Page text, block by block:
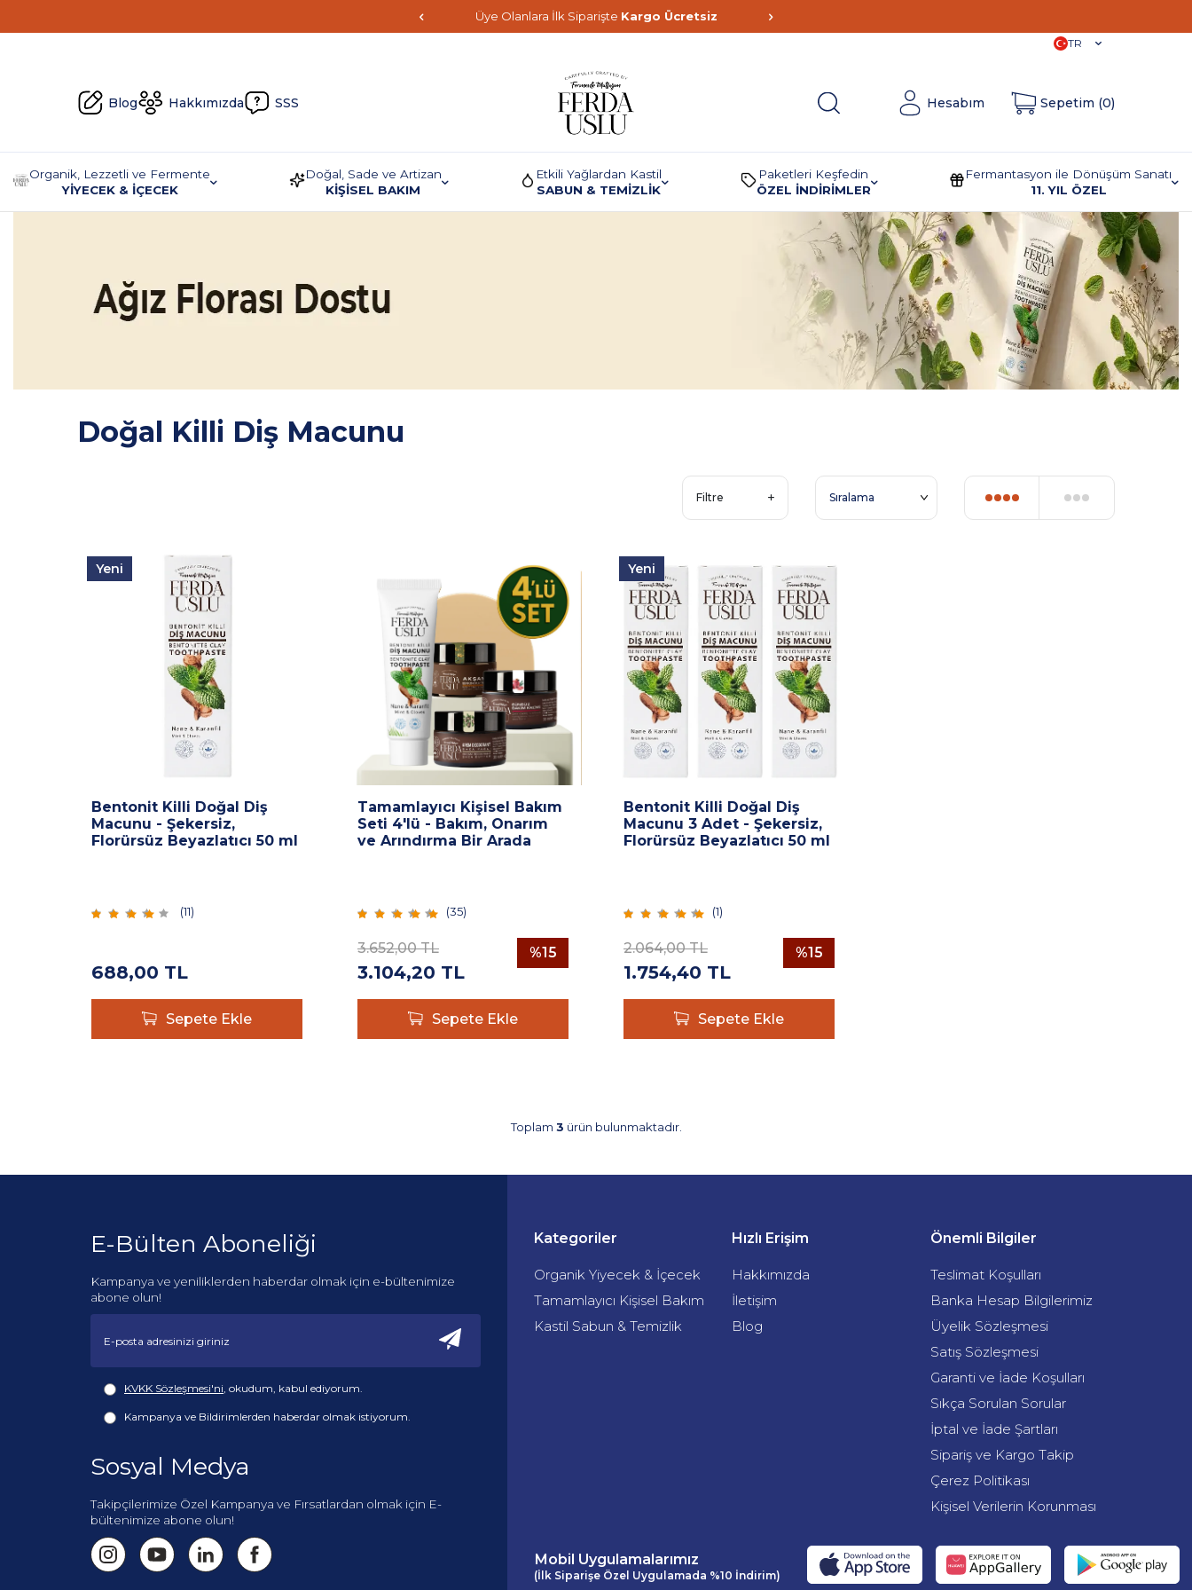
Üye Olanlara İlk Siparişte Kargo Ücretsiz
TR
Blog Hakkımızda SSS Hesabım Sepetim (0)
Organik, Lezzetli ve Fermente
YİYECEK & İÇECEK
Doğal, Sade ve Artizan
KİŞİSEL BAKIM
Etkili Yağlardan Kastil
SABUN & TEMİZLİK
Paketleri Keşfedin
ÖZEL İNDİRİMLER
Fermantasyon ile Dönüşüm Sanatı
11. YIL ÖZEL
Doğal Killi Diş Macunu
Filtre
Yeni
Bentonit Killi Doğal Diş
Macunu - Şekersiz,
Florürsüz Beyazlatıcı 50 ml
688,00 TL
Sepete Ekle
(11)
Tamamlayıcı Kişisel Bakım
Seti 4'lü - Bakım, Onarım
ve Arındırma Bir Arada
3.652,00TL
3.104,20 TL
%15
Sepete Ekle
(35)
Yeni
Bentonit Killi Doğal Diş
Macunu 3 Adet - Şekersiz,
Florürsüz Beyazlatıcı 50 ml
2.064,00TL
1.754,40 TL
%15
Sepete Ekle
(1)
Toplam 3 ürün bulunmaktadır.
E-Bülten Aboneliği
Kampanya ve yeniliklerden haberdar olmak için e-bültenimize
abone olun!
KVKK Sözleşmesi'ni, okudum, kabul ediyorum.
Kampanya ve Bildirimlerden haberdar olmak istiyorum.
Sosyal Medya
Takipçilerimize Özel Kampanya ve Fırsatlardan olmak için E-
bültenimize abone olun!
Kategoriler
Organik Yiyecek & İçecek
Tamamlayıcı Kişisel Bakım
Kastil Sabun & Temizlik
Hızlı Erişim
Hakkımızda
İletişim
Blog
Önemli Bilgiler
Teslimat Koşulları
Banka Hesap Bilgilerimiz
Üyelik Sözleşmesi
Satış Sözleşmesi
Garanti ve İade Koşulları
Sıkça Sorulan Sorular
İptal ve İade Şartları
Sipariş ve Kargo Takip
Çerez Politikası
Kişisel Verilerin Korunması
Mobil Uygulamalarımız
(İlk Siparişe Özel Uygulamada %10 İndirim)